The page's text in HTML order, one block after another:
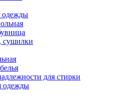
одежды
сушилки
для стирки
одежды